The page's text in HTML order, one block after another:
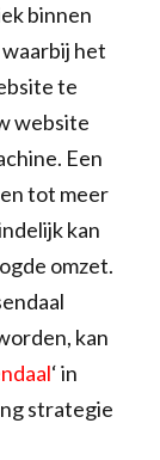
binnen
het
te
website
Een
tot meer
kan
omzet.
kan
‘ in
strategie